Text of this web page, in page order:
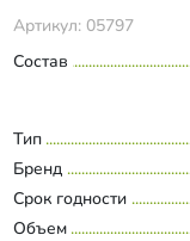
Артикул: 05797
Состав
Тип
Бренд
Срок годности
Объем